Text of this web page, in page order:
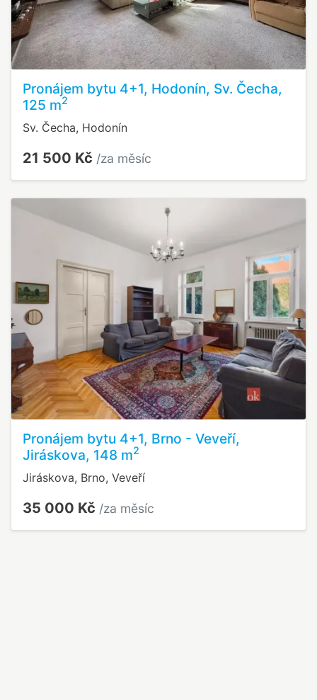
Pronájem bytu 4+1, Hodonín, Sv. Čecha,
125 m2
Sv. Čecha, Hodonín
21 500 Kč /za měsíc
Pronájem bytu 4+1, Brno - Veveří,
Jiráskova, 148 m2
Jiráskova, Brno, Veveří
35 000 Kč /za měsíc